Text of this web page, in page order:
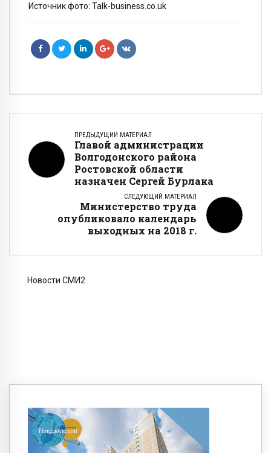
Источник фото: Talk-business.co.uk
ПРЕДЫДУЩИЙ МАТЕРИАЛ
Главой администрации
Волгодонского района
Ростовской области
назначен Сергей Бурлака
СЛЕДУЮЩИЙ МАТЕРИАЛ
Министерство труда
опубликовало календарь
выходных на 2018 г.
Новости СМИ2